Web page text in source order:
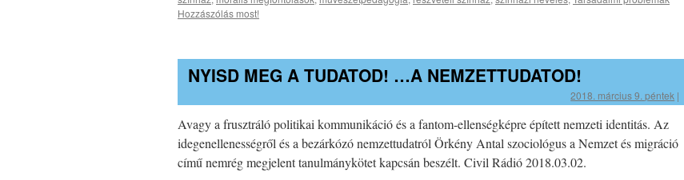
Hozzászólás most!
NYISD MEG A TUDATOD! …A NEMZETTUDATOD!
2018. március 9. péntek |
Avagy a frusztráló politikai kommunikáció és a fantom-ellenségképre épített nemzeti identitás. Az
idegenellenességről és a bezárkózó nemzettudatról Örkény Antal szociológus a Nemzet és migráció
című nemrég megjelent tanulmánykötet kapcsán beszélt. Civil Rádió 2018.03.02.